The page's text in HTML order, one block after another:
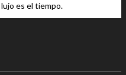
es el tiempo.